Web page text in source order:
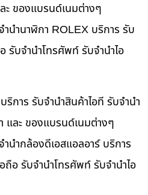
ะ ของแบรนด์เนมต่างๆ
นำนาฬิกา ROLEX บริการ รับ
รับจำนำโทรศัพท์ รับจำนำไอ
การ รับจำนำสินค้าไอที รับจำนำ
และ ของแบรนด์เนมต่างๆ
นำกล้องดีเอสแอลอาร์ บริการ
ถือ รับจำนำโทรศัพท์ รับจำนำไอ